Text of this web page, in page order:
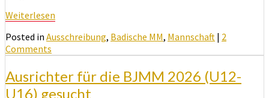
Weiterlesen
Posted in Ausschreibung, Badische MM, Mannschaft | 2
Comments
Ausrichter für die BJMM 2026 (U12-
U16) gesucht